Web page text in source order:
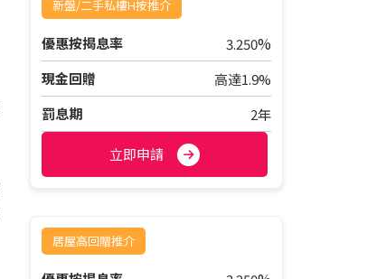
新盤/二手私樓H按推介
優惠按揭息率 3.250%
現金回贈
高達1.9%
罰息期
2年
立即申請
居屋高回贈推介